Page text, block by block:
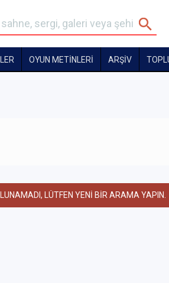
OYUN METİNLERİ ARŞİV
LÜTFEN YENİ BİR ARAMA YAPIN.